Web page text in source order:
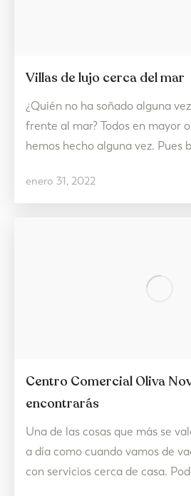
Villas de lujo cerca del mar
enero 31, 2022
¿Quién no ha soñado alguna
frente al mar? Todos en mayor
hemos hecho alguna vez. Pues
siempre encuentra la manera
sueños realidad. Por eso es el
Centro Comercial Oliva
encontrarás
Una de las cosas que más se
a día como cuando vamos de
con servicios cerca de casa.